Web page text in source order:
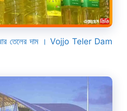
তেলের দাম । Vojjo Teler Dam